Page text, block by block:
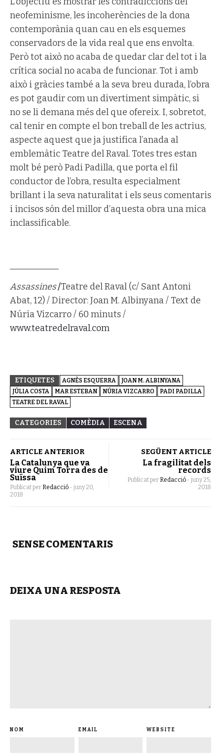
neofeminisme, les incoherències de la dona
contemporània quan cau en els esquemes
conservadors de la vida real que ens envolta.
Però tot això no acaba de quedar clar del tot i la
crítica social no acaba de funcionar. Tot i amb
això i gràcies també a la seva breu durada, l’obra
es pot gaudir com un divertiment simpàtic, si
no se li demana més del que ofereix. I, sobretot,
cal tenir en compte el bon treball de les actrius,
aspecte aquest que ja justifica l’anada al
emblemàtic Teatre del Raval. Totes tres estan
molt bé però Padi Padilla, que porta el fil
conductor de l’obra, resulta especialment
brillant i la seva naturalitat i els seus comentaris
i incisos són del millor d’aquesta obra una mica
inclassificable.
Assassines/Teatre del Raval (c/ Sant Antoni
Abat, 12) / Director: Joan M. Albinyana / Text de
Núria Vizcarro / 60 minuts /
www.teatredelraval.com
ETIQUETES AGNÈS ESQUERRA
JOAN M. ALBINYANA
JÚLIA COSTA
MAR ESTEBAN NÚRIA VIZCARRO
PADI PADILLA
TEATRE DEL RAVAL
CATEGORIES COMÈDIA ESCENA
ARTICLE ANTERIOR
La Catalunya que va
viure Quim Torra des de
Suïssa
Publicat per Redacció - juny 20,
2018
SEGÜENT ARTICLE
La fragilitat dels
records
Publicat per Redacció - juny 25,
2018
SENSE COMENTARIS
DEIXA UNA RESPOSTA
NOM EMAIL WEBSITE